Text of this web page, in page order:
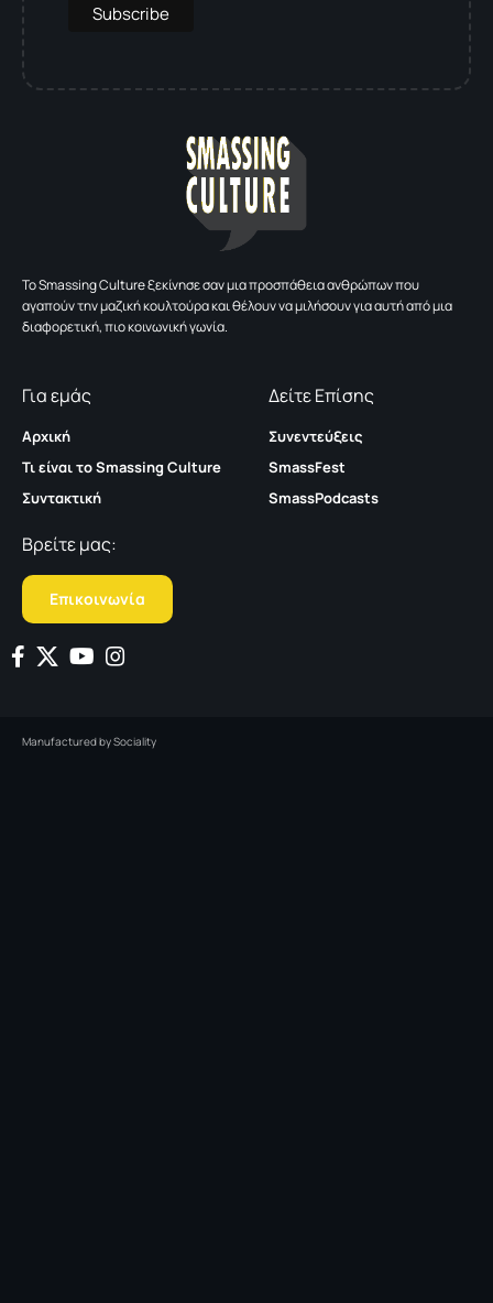
To Smassing Culture ξεκίνησε σαν μια προσπάθεια ανθρώπων που
αγαπούν την μαζική κουλτούρα και θέλουν να μιλήσουν για αυτή από μια
διαφορετική, πιο κοινωνική γωνία.
Για εμάς
Αρχική
Τι είναι το Smassing Culture
Συντακτική
Δείτε Επίσης
Συνεντεύξεις
SmassFest
SmassPodcasts
Βρείτε μας:
Επικοινωνία
Manufactured bySociality